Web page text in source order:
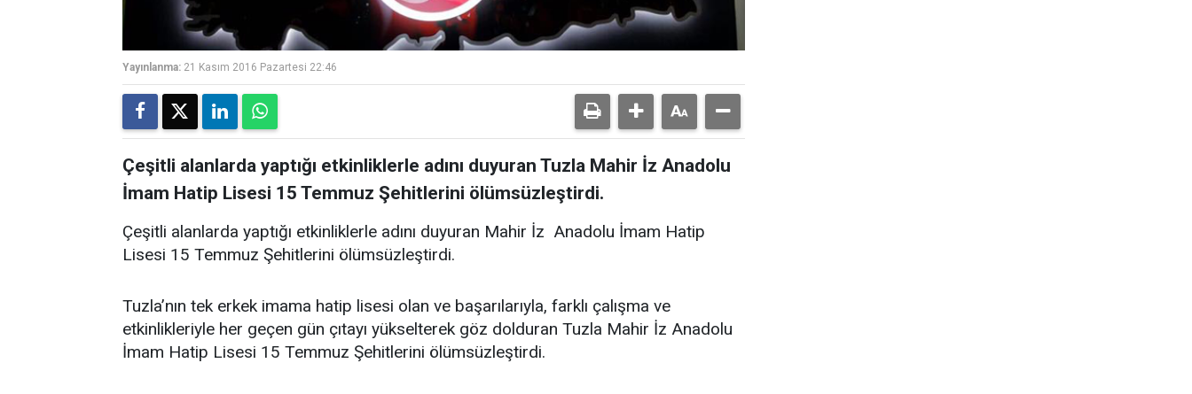
Yayınlanma: 21 Kasım 2016 Pazartesi 22:46
Çeşitli alanlarda yaptığı etkinliklerle adını duyuran Tuzla Mahir İz Anadolu
İmam Hatip Lisesi 15 Temmuz Şehitlerini ölümsüzleştirdi.
Çeşitli alanlarda yaptığı etkinliklerle adını duyuran Mahir İz Anadolu İmam Hatip
Lisesi 15 Temmuz Şehitlerini ölümsüzleştirdi.
Tuzla’nın tek erkek imama hatip lisesi olan ve başarılarıyla, farklı çalışma ve
etkinlikleriyle her geçen gün çıtayı yükselterek göz dolduran Tuzla Mahir İz Anadolu
İmam Hatip Lisesi 15 Temmuz Şehitlerini ölümsüzleştirdi.